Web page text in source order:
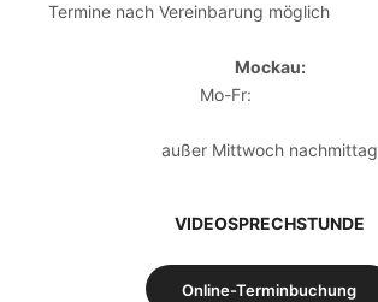
Termine nach Vereinbarung möglich
Mockau:
Mo-Fr:
außer Mittwoch nachmittag
VIDEOSPRECHSTUNDE
Online-Terminbuchung